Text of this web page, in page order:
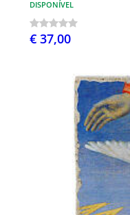
DISPONÍVEL
€ 37,00